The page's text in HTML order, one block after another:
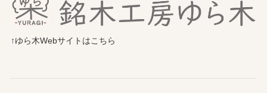
↑ゆら木Webサイトはこちら